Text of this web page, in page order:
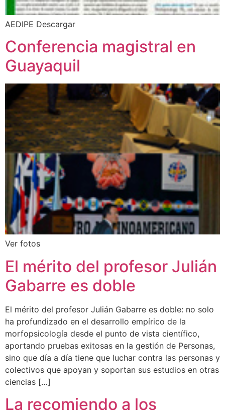
AEDIPE Descargar
Conferencia magistral en
Guayaquil
Ver fotos
El mérito del profesor Julián
Gabarre es doble
El mérito del profesor Julián Gabarre es doble: no solo
ha profundizado en el desarrollo empírico de la
morfopsicología desde el punto de vista científico,
aportando pruebas exitosas en la gestión de Personas,
sino que día a día tiene que luchar contra las personas y
colectivos que apoyan y soportan sus estudios en otras
ciencias […]
La recomiendo a los